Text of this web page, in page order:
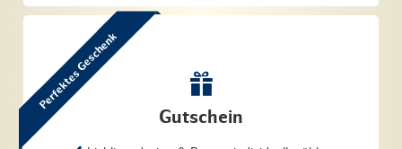
Gutschein
Perfektes Geschenk